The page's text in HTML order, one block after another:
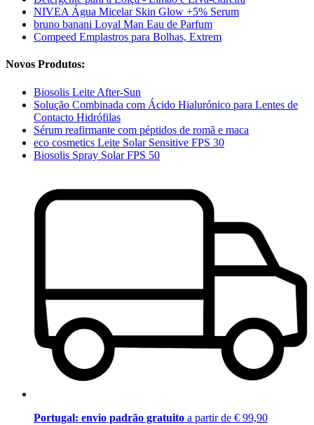
NIVEA Água Micelar Skin Glow +5% Serum
bruno banani Loyal Man Eau de Parfum
Compeed Emplastros para Bolhas, Extrem
Novos Produtos:
Biosolis Leite After-Sun
Solução Combinada com Ácido Hialurónico para Lentes de
Contacto Hidrófilas
Sérum reafirmante com péptidos de romã e maca
eco cosmetics Leite Solar Sensitive FPS 30
Biosolis Spray Solar FPS 50
Portugal: envio padrão gratuito a partir de € 99,90